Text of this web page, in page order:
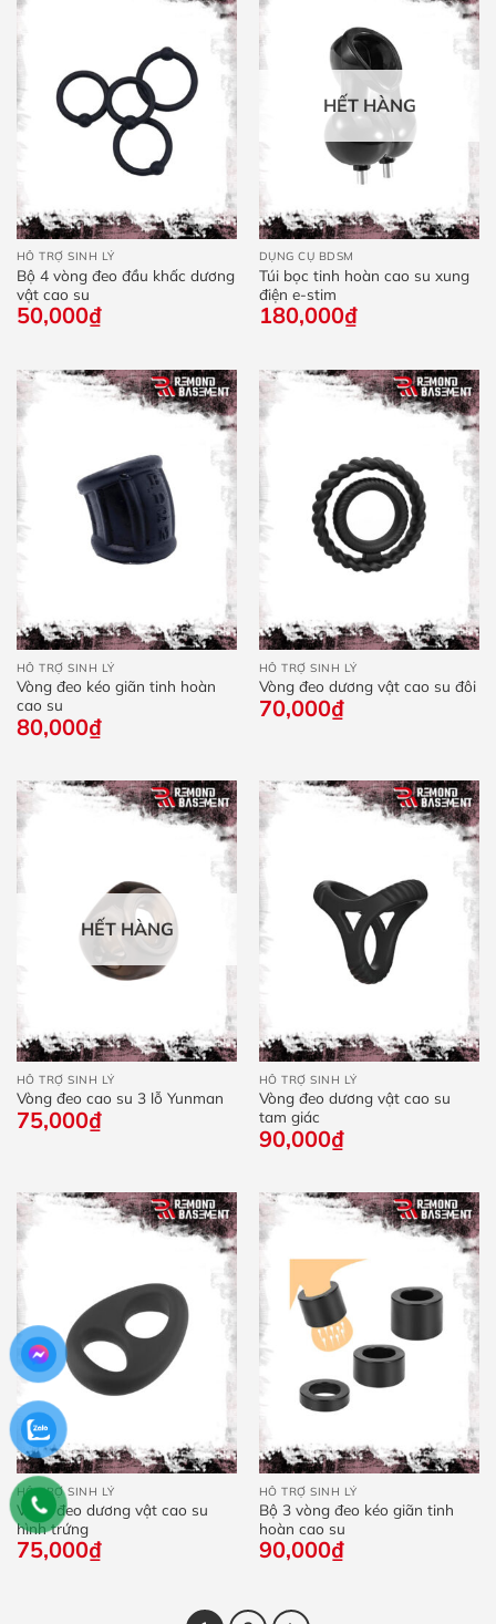
HỖ TRỢ SINH LÝ
Bộ 4 vòng đeo đầu khấc dương
vật cao su
50,000₫
HẾT HÀNG
DỤNG CỤ BDSM
Túi bọc tinh hoàn cao su xung
điện e-stim
180,000₫
HỖ TRỢ SINH LÝ
Vòng đeo kéo giãn tinh hoàn
cao su
80,000₫
HỖ TRỢ SINH LÝ
Vòng đeo dương vật cao su đôi
70,000₫
HẾT HÀNG
HỖ TRỢ SINH LÝ
Vòng đeo cao su 3 lỗ Yunman
75,000₫
HỖ TRỢ SINH LÝ
Vòng đeo dương vật cao su
tam giác
90,000₫
HỖ TRỢ SINH LÝ
Vòng đeo dương vật cao su
hình trứng
75,000₫
HỖ TRỢ SINH LÝ
Bộ 3 vòng đeo kéo giãn tinh
hoàn cao su
90,000₫